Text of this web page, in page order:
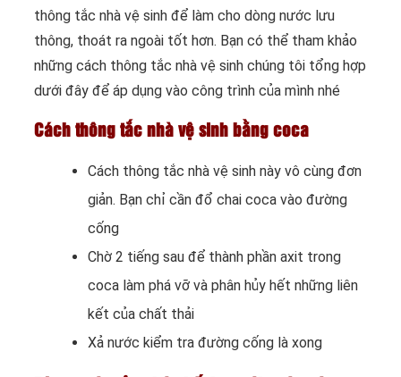
thông tắc nhà vệ sinh để làm cho dòng nước lưu
thông, thoát ra ngoài tốt hơn. Bạn có thể tham khảo
những cách thông tắc nhà vệ sinh chúng tôi tổng hợp
dưới đây để áp dụng vào công trình của mình nhé
Cách thông tắc nhà vệ sinh bằng coca
Cách thông tắc nhà vệ sinh này vô cùng đơn
giản. Bạn chỉ cần đổ chai coca vào đường
cống
Chờ 2 tiếng sau để thành phần axit trong
coca làm phá vỡ và phân hủy hết những liên
kết của chất thải
Xả nước kiểm tra đường cống là xong